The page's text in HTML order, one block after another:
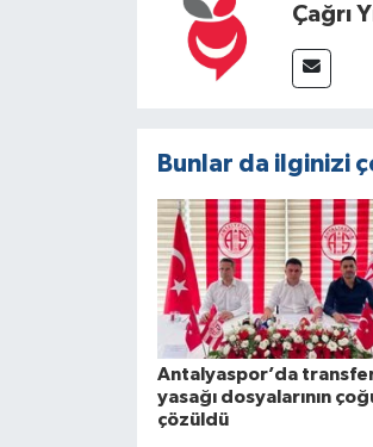
Çağrı
Bunlar da ilginizi
Antalyaspor’da
yasağı dosyalarının
çözüldü